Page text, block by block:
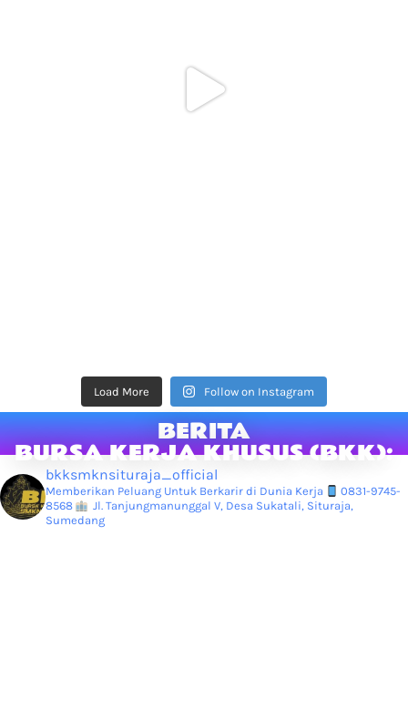
Load More Follow on Instagram
BERITA
BURSA KERJA KHUSUS (BKK):
bkksmknsituraja_official
Memberikan Peluang Untuk Berkarir di Dunia Kerja
0831-9745-
8568
Jl. Tanjungmanunggal V, Desa Sukatali, Situraja,
Sumedang